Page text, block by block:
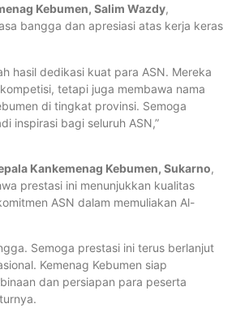
Kebumen, Salim Wazdy,
bangga dan apresiasi atas kerja keras
hasil dedikasi kuat para ASN. Mereka
tetapi juga membawa nama
di tingkat provinsi. Semoga
inspirasi bagi seluruh ASN,”
Kankemenag Kebumen, Sukarno,
prestasi ini menunjukkan kualitas
ASN dalam memuliakan Al-
Semoga prestasi ini terus berlanjut
Kemenag Kebumen siap
dan persiapan para peserta